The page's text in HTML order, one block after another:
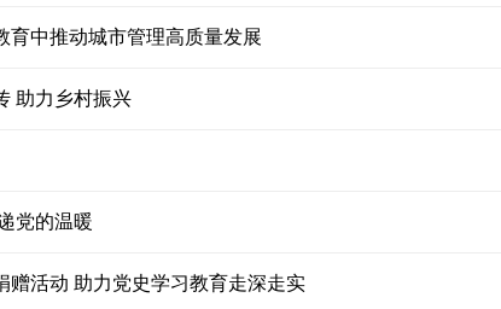
育中推动城市管理高质量发展
助力乡村振兴
党的温暖
赠活动 助力党史学习教育走深走实